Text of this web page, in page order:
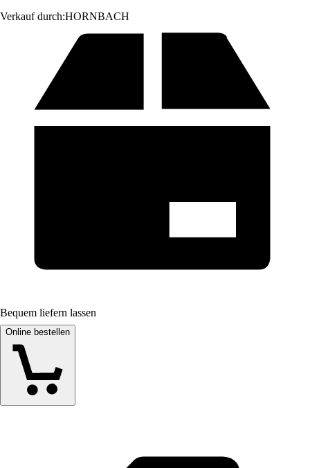
Verkauf durch:HORNBACH
Bequem liefern lassen
Online bestellen